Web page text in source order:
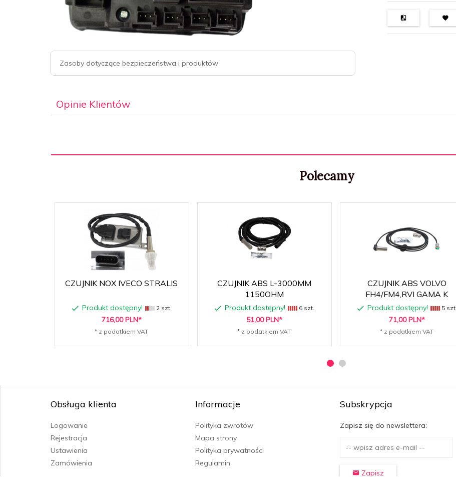
Zasoby dotyczące bezpieczeństwa i produktów
Opinie Klientów
Polecamy
CZUJNIK NOX IVECO STRALIS
Produkt dostępny! 2 szt.
716,00 PLN*
* z podatkiem VAT
CZUJNIK ABS L-3000MM
1150OHM
Produkt dostępny! 6 szt.
51,00 PLN*
* z podatkiem VAT
CZUJNIK ABS VOLVO
FH4/FM4,RVI GAMA K
Produkt dostępny! 5 szt.
71,00 PLN*
* z podatkiem VAT
Obsługa klienta
Logowanie
Rejestracja
Ustawienia
Zamówienia
Informacje
Polityka zwrotów
Mapa strony
Polityka prywatności
Regulamin
Subskrypcja
Zapisz się do newslettera:
Zapisz